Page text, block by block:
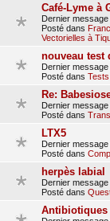
Café-Lyme à
Dernier
Posté dans
Vectorielles à
nouveau test
Dernier
Posté dans
Re:
Dernier
Posté dans
LTX5
Dernier
Posté dans
herpès labial
Dernier
Posté dans
Antibiotiques